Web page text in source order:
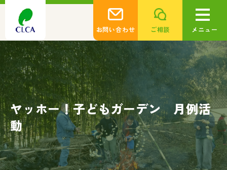
お問い合わせ ご相談 メニュー
ヤッホー！子どもガーデン 月例活
動